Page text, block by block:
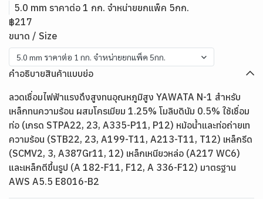
5.0 mm ราคาต่อ 1 กก. จำหน่ายยกแพ็ค 5กก.
฿217
ขนาด / Size
5.0 mm ราคาต่อ 1 กก. จำหน่ายยกแพ็ค 5กก.
คำอธิบายสินค้าแบบย่อ
ลวดเชื่อมไฟฟ้าแรงดึงสูงทนอุณหภูมิสูง YAWATA N-1 สำหรับ
เหล็กทนความร้อน ผสมโครเมียม 1.25% โมลิบดินัม 0.5% ใช้เชื่อม
ท่อ (เกรด STPA22, 23, A335-P11, P12) หม้อน้ำและท่อถ่ายเท
ความร้อน (STB22, 23, A199-T11, A213-T11, T12) เหล็กรีด
(SCMV2, 3, A387Gr11, 12) เหล็กเหนียวหล่อ (A217 WC6)
และเหล็กตีขึ้นรูป (A 182-F11, F12, A 336-F12) มาตรฐาน
AWS A5.5 E8016-B2